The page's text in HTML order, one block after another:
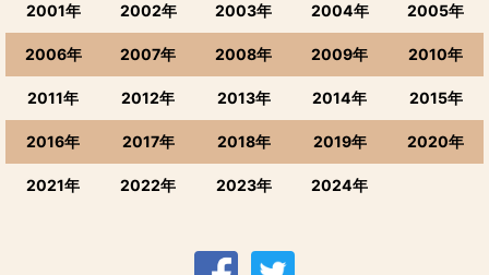
2001年 2002年 2003年 2004年 2005年
2006年 2007年 2008年 2009年 2010年
2011年 2012年 2013年 2014年 2015年
2016年 2017年 2018年 2019年 2020年
2021年 2022年 2023年 2024年